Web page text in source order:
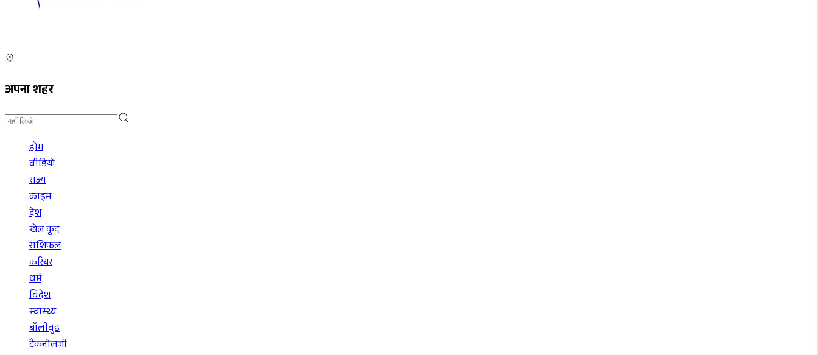
अपना शहर
होम
वीडियो
राज्य
क्राइम
देश
खेल कूद
राशिफल
करियर
धर्म
विदेश
स्वास्थ्य
बॉलीवुड
टैकनोलजी